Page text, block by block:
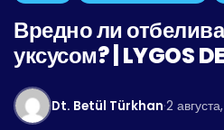
Вредно ли
уксусом? | LYGOS
Dt. Betül Türkhan·2